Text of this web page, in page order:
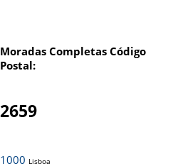
Moradas Completas Código
Postal:
2659
1000 Lisboa